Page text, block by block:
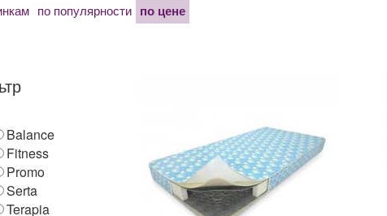
по популярности по цене
Balance
Fitness
Promo
Serta
Terapia